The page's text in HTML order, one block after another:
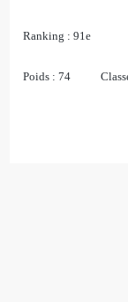
Ranking :91e
Poids :74